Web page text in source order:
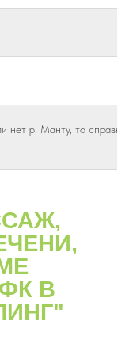
нет р. Манту, то справка
В